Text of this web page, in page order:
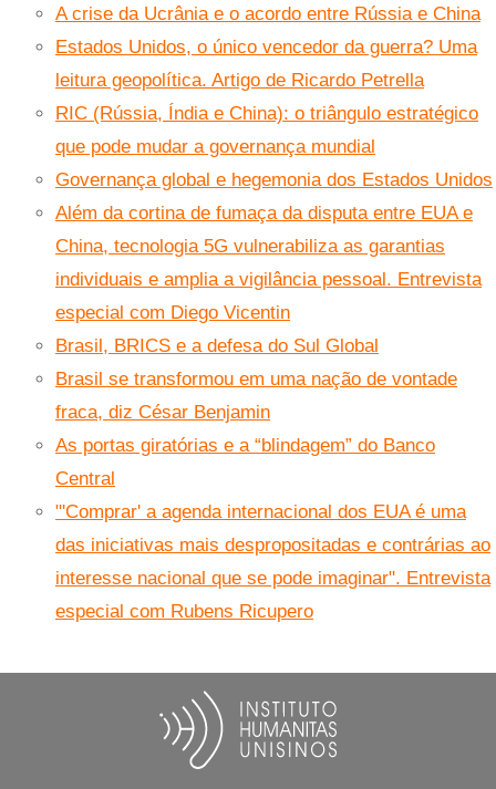
A crise da Ucrânia e o acordo entre Rússia e China
Estados Unidos, o único vencedor da guerra? Uma
leitura geopolítica. Artigo de Ricardo Petrella
RIC (Rússia, Índia e China): o triângulo estratégico
que pode mudar a governança mundial
Governança global e hegemonia dos Estados Unidos
Além da cortina de fumaça da disputa entre EUA e
China, tecnologia 5G vulnerabiliza as garantias
individuais e amplia a vigilância pessoal. Entrevista
especial com Diego Vicentin
Brasil, BRICS e a defesa do Sul Global
Brasil se transformou em uma nação de vontade
fraca, diz César Benjamin
As portas giratórias e a “blindagem” do Banco
Central
"'Comprar' a agenda internacional dos EUA é uma
das iniciativas mais despropositadas e contrárias ao
interesse nacional que se pode imaginar". Entrevista
especial com Rubens Ricupero